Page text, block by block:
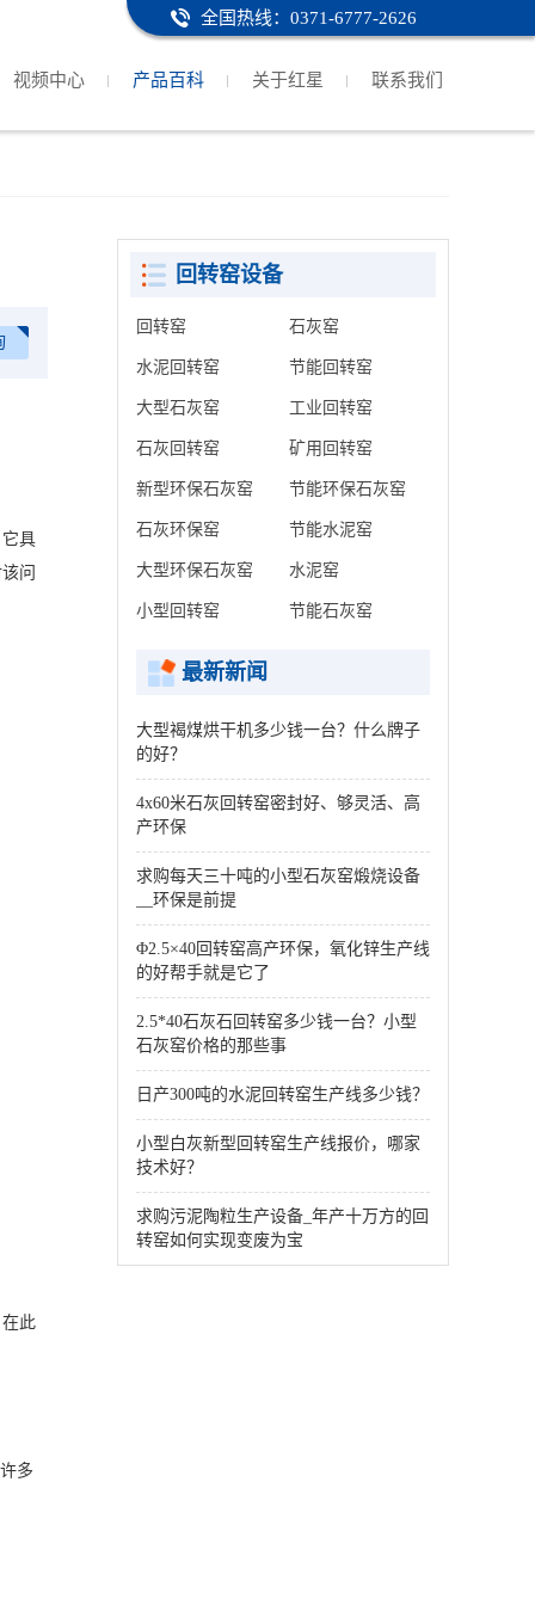
全国热线：0371-6777-2626
视频中心 产品百科 关于红星 联系我们
具
问
此
多
回转窑设备
回转窑 石灰窑
水泥回转窑 节能回转窑
大型石灰窑 工业回转窑
石灰回转窑 矿用回转窑
新型环保石灰窑 节能环保石灰窑
石灰环保窑 节能水泥窑
大型环保石灰窑 水泥窑
小型回转窑 节能石灰窑
最新新闻
大型褐煤烘干机多少钱一台？什么牌子
的好？
4x60米石灰回转窑密封好、够灵活、高
产环保
求购每天三十吨的小型石灰窑煅烧设备
__环保是前提
Φ2.5×40回转窑高产环保，氧化锌生产线
的好帮手就是它了
2.5*40石灰石回转窑多少钱一台？小型
石灰窑价格的那些事
日产300吨的水泥回转窑生产线多少钱？
小型白灰新型回转窑生产线报价，哪家
技术好？
求购污泥陶粒生产设备_年产十万方的回
转窑如何实现变废为宝